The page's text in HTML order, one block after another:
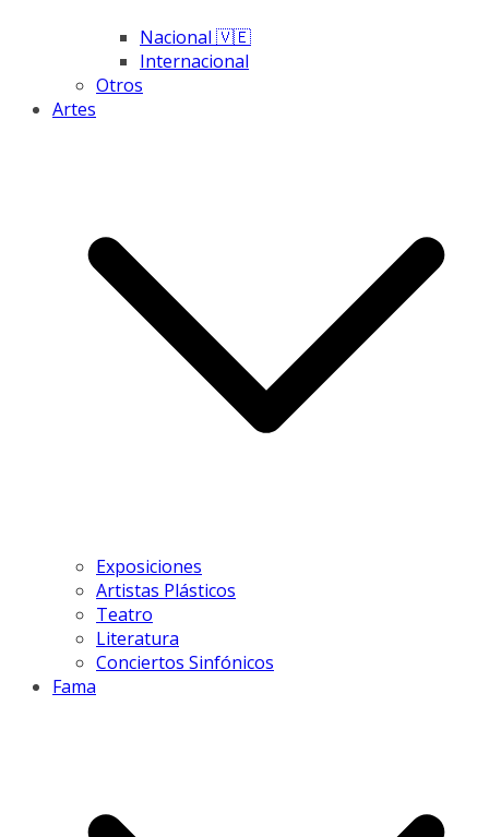
Nacional 🇻🇪
Internacional
Otros
Artes
Exposiciones
Artistas Plásticos
Teatro
Literatura
Conciertos Sinfónicos
Fama